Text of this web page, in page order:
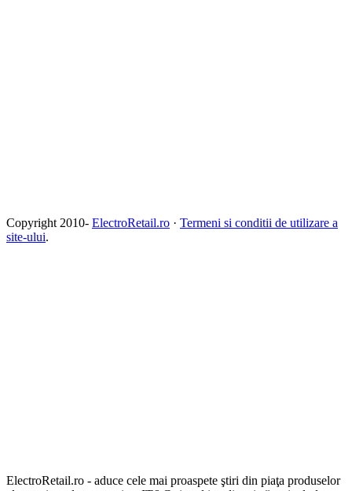
Copyright 2010- ElectroRetail.ro · Termeni si conditii de utilizare a
site-ului.
ElectroRetail.ro - aduce cele mai proaspete ştiri din piaţa produselor